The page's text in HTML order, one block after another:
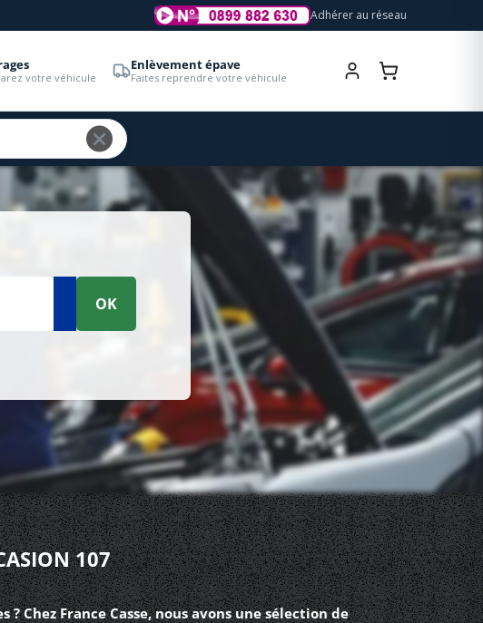
Adhérer au réseau
votre véhicule
Enlèvement épave
Faites reprendre votre véhicule
OK
107
Chez France Casse, nous avons une sélection de